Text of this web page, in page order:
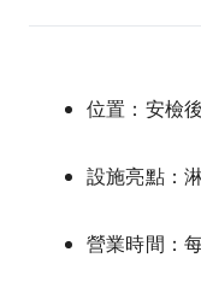
位置：安檢
設施亮點：
營業時間：